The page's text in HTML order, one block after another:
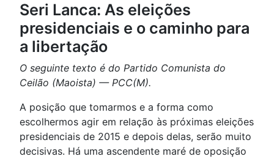
Seri Lanca: As eleições
presidenciais e o caminho para
a libertação
O seguinte texto é do Partido Comunista do
Ceilão (Maoista) — PCC(M).
A posição que tomarmos e a forma como
escolhermos agir em relação às próximas eleições
presidenciais de 2015 e depois delas, serão muito
decisivas. Há uma ascendente maré de oposição